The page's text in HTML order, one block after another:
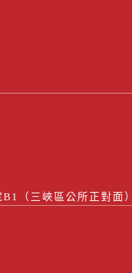
（三峽區公所正對面）